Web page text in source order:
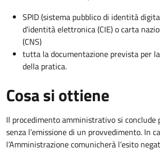
SPID (sistema pubblico di identità
d’identità elettronica (CIE) o carta
(CNS)
tutta la documentazione prevista per
della pratica.
Cosa si ottiene
Il procedimento amministrativo si conclude
senza l’emissione di un provvedimento. In
l’Amministrazione comunicherà l’esito